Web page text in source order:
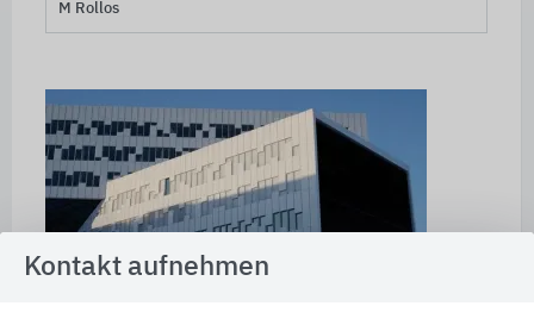
M Rollos
Kontakt aufnehmen